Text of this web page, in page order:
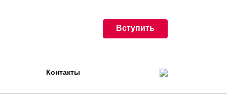
Вступить
Контакты